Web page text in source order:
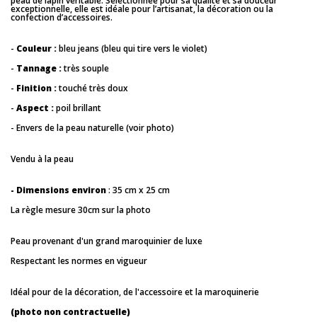
exceptionnelle, elle est idéale pour l’artisanat, la décoration ou la
confection d’accessoires.
- Couleur :bleu jeans (bleu qui tire vers le violet)
- Tannage :très souple
- Finition :touché très doux
- Aspect :poil brillant
- Envers de la peau naturelle (voir photo)
Vendu à la peau
- Dimensions environ: 35 cm x 25 cm
La règle mesure 30cm sur la photo
Peau provenant d'un grand maroquinier de luxe
Respectant les normes en vigueur
Idéal pour de la décoration, de l'accessoire et la maroquinerie
(photo non contractuelle)